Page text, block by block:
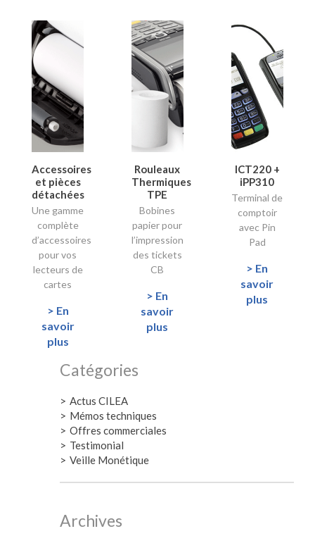
Accessoires
et pièces
détachées
Une gamme
complète
d’accessoires
pour vos
lecteurs de
cartes
> En
savoir
plus
Rouleaux
Thermiques
TPE
Bobines
papier pour
l’impression
des tickets
CB
> En
savoir
plus
ICT220 +
iPP310
Terminal de
comptoir
avec Pin
Pad
> En
savoir
plus
Catégories
Actus CILEA
Mémos techniques
Offres commerciales
Testimonial
Veille Monétique
Archives